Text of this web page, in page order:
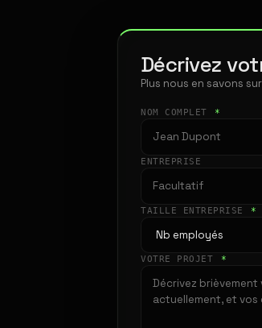
Décrivez
Plus nous en savons
NOM COMPLET *
ENTREPRISE
TAILLE ENTREPRISE *
VOTRE PROJET *